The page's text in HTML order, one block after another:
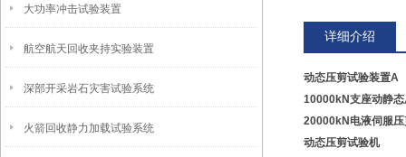
大功率冲击试验装置
航空航天回收夹持实验装置
深部开采岩石灾害试验系统
火箭回收静力加载试验系统
详细介绍
动态压剪试验装置A
10000kN支座动静
20000kN电液伺服
动态压剪试验机